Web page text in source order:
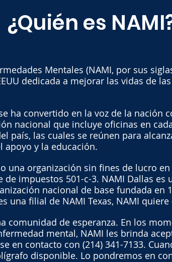
¿Quién es
Mentales (NAMI, por sus
dedicada a mejorar las vidas de
ha convertido en la voz de la nación
nacional que incluye oficinas en
país, las cuales se reúnen para
apoyo y la educación.
una organización sin fines de lucro en
impuestos 501-c-3. NAMI Dallas es
nacional de base fundada en
una filial de NAMI Texas, NAMI
comunidad de esperanza. En los
mental, NAMI les brinda
en contacto con (214) 341-7133.
disponible. Lo pondremos en